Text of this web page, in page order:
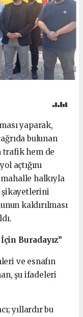
yaparak,
bulunan
trafik hem de
açtığını
halkıyla
şikayetlerini
kaldırılması
Buradayız”
ve esnafın
şu ifadeleri
yıllardır bu